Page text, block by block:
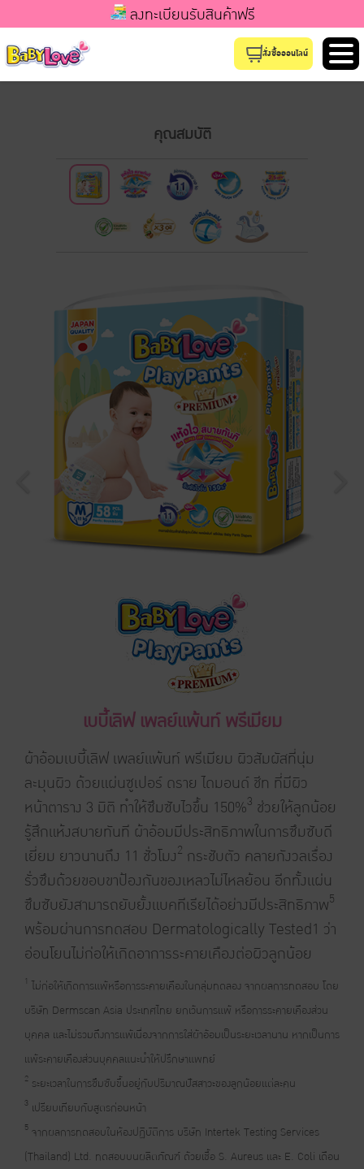
ลงทะเบียนรับสินค้าฟรี
สั่งซื้อออนไลน์
คุณสมบัติ
เบบี้เลิฟ เพลย์แพ้นท์ พรีเมียม
ผ้าอ้อมเบบี้เลิฟ เพลย์แพ้นท์ พรีเมียม ผิวสัมผัสที่นุ่ม
ละมุนผิว ด้วยแผ่นซูเปอร์ ดราย ไดมอนด์ ชีท ที่มีผิว
หน้าตาราง 3 มิติ ทำให้ซึมซับไวขึ้น 150%3 ช่วยให้ลูกน้อย
รู้สึกแห้งสบายทันที ผ้าอ้อมมีประสิทธิภาพในการซึมซับดี
เยี่ยม ยาวนานถึง 11 ชั่วโมง2 กระชับตัว คลายกังวลเรื่อง
รั่วซึมด้วยขอบขาป้องกันของเหลวไม่ไหลย้อน อีกทั้งแผ่น
ซึมซับยังสามารถยับยั้งแบคทีเรียได้อย่างมีประสิทธิภาพ5
พร้อมผ่านการทดสอบ Dermatologically Tested1 ว่า
อ่อนโยนไม่ก่อให้เกิดอาการระคายเคืองต่อผิวลูกน้อย
1 ไม่ก่อให้เกิดการแพ้หรือการระคายเคืองในกลุ่มทดลอง จากผลการทดสอบ โดย
บริษัท Dermscan Asia ประเทศไทย ยกเว้นการแพ้ หรือการระคายเคืองส่วน
บุคคล และไม่รวมถึงการแพ้เนื่องจากการใส่ผ้าอ้อมเป็นระยะเวลานาน หากเป็นการ
แพ้ระคายเคืองส่วนบุคคลแนะนำให้ปรึกษาแพทย์
2 ระยะเวลาในการซึมซับขึ้นอยู่กับปริมาณปัสสาวะของลูกน้อยแต่ละคน
3 เปรียบเทียบกับสูตรก่อนหน้า
5 จากผลการทดสอบในห้องปฏิบัติการ บริษัท Intertek Testing Services
(Thailand) Ltd. ทดสอบบนผลิตภัณฑ์ ด้วยเชื้อ S. Aureus และ E. Coli เดือน